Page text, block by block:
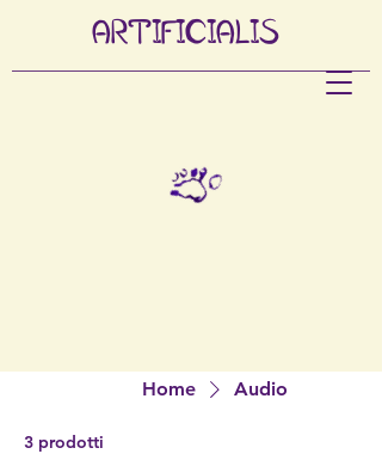
ARTIFICIALIS
Home Audio
3 prodotti